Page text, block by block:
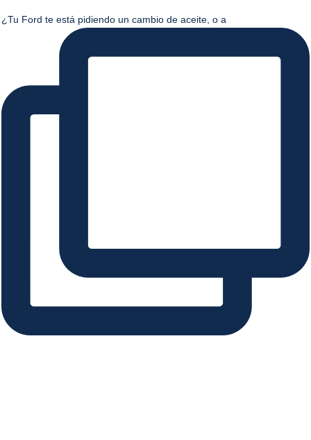
¿Tu Ford te está pidiendo un cambio de aceite, o a